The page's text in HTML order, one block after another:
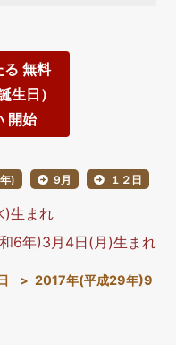
る 無料
生日）
開始
) 9月 １２日
)生まれ
6年)3月4日(月)生まれ
> 2017年(平成29年)9